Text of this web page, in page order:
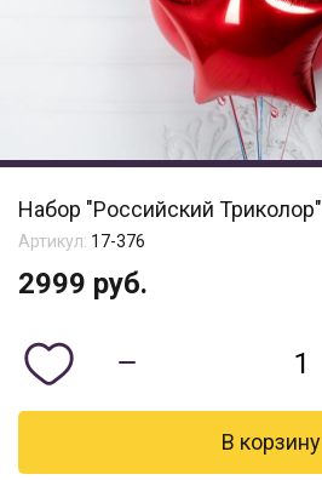
Набор "Российский Триколор"
Артикул: 17-376
2999 руб.